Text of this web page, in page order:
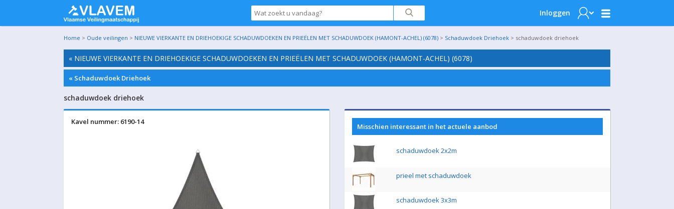
Inloggen
Home > Oude veilingen > NIEUWE VIERKANTE EN DRIEHOEKIGE SCHADUWDOEKEN EN PRIEËLEN MET SCHADUWDOEK (HAMONT-ACHEL) (6078) > Schaduwdoek Driehoek > schaduwdoek driehoek
« NIEUWE VIERKANTE EN DRIEHOEKIGE SCHADUWDOEKEN EN PRIEËLEN MET SCHADUWDOEK (HAMONT-ACHEL) (6078)
« Schaduwdoek Driehoek
schaduwdoek driehoek
Kavel nummer: 6190-14
Misschien interessant in het actuele aanbod
schaduwdoek 2x2m
prieel met schaduwdoek
schaduwdoek 3x3m